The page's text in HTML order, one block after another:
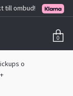
till ombud!
0
o